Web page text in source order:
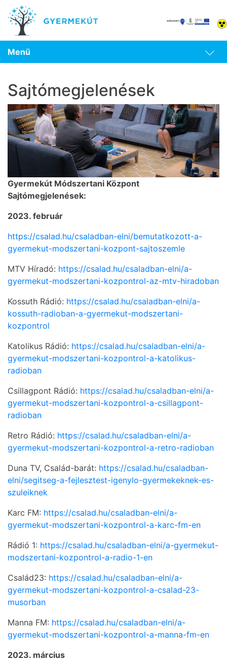
Menü
Sajtómegjelenések
Gyermekút Módszertani Központ
Sajtómegjelenések:
2023. február
https://csalad.hu/csaladban-elni/bemutatkozott-a-
gyermekut-modszertani-kozpont-sajtoszemle
MTV Híradó: https://csalad.hu/csaladban-elni/a-
gyermekut-modszertani-kozpontrol-az-mtv-hiradoban
Kossuth Rádió: https://csalad.hu/csaladban-elni/a-
kossuth-radioban-a-gyermekut-modszertani-
kozpontrol
Katolikus Rádió: https://csalad.hu/csaladban-elni/a-
gyermekut-modszertani-kozpontrol-a-katolikus-
radioban
Csillagpont Rádió: https://csalad.hu/csaladban-elni/a-
gyermekut-modszertani-kozpontrol-a-csillagpont-
radioban
Retro Rádió: https://csalad.hu/csaladban-elni/a-
gyermekut-modszertani-kozpontrol-a-retro-radioban
Duna TV, Család-barát: https://csalad.hu/csaladban-
elni/segitseg-a-fejlesztest-igenylo-gyermekeknek-es-
szuleiknek
Karc FM: https://csalad.hu/csaladban-elni/a-
gyermekut-modszertani-kozpontrol-a-karc-fm-en
Rádió 1: https://csalad.hu/csaladban-elni/a-gyermekut-
modszertani-kozpontrol-a-radio-1-en
Család23: https://csalad.hu/csaladban-elni/a-
gyermekut-modszertani-kozpontrol-a-csalad-23-
musorban
Manna FM: https://csalad.hu/csaladban-elni/a-
gyermekut-modszertani-kozpontrol-a-manna-fm-en
2023. március